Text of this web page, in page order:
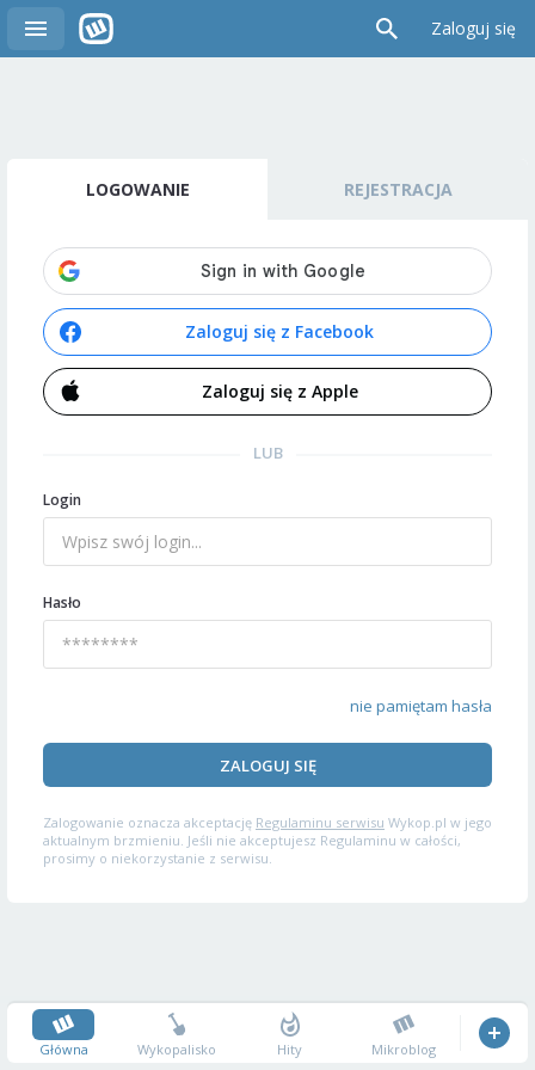
Zaloguj się
LOGOWANIE REJESTRACJA
Zaloguj się z Facebook
Zaloguj się z Apple
LUB
Login
Hasło
nie pamiętam hasła
ZALOGUJ SIĘ
Zalogowanie oznacza akceptację Regulaminu serwisu Wykop.pl w jego
aktualnym brzmieniu. Jeśli nie akceptujesz Regulaminu w całości,
prosimy o niekorzystanie z serwisu.
Główna Wykopalisko Hity Mikroblog